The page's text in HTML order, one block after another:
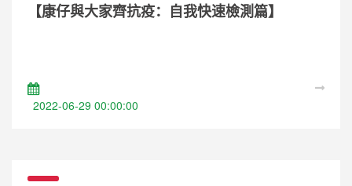
【康仔與大家齊抗疫：自我快速檢測篇】
2022-06-29 00:00:00